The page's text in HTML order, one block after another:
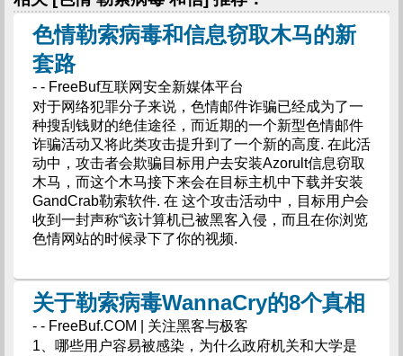
色情勒索病毒和信息窃取木马的新
套路
- - FreeBuf互联网安全新媒体平台
对于网络犯罪分子来说，色情邮件诈骗已经成为了一
种搜刮钱财的绝佳途径，而近期的一个新型色情邮件
诈骗活动又将此类攻击提升到了一个新的高度. 在此活
动中，攻击者会欺骗目标用户去安装Azorult信息窃取
木马，而这个木马接下来会在目标主机中下载并安装
GandCrab勒索软件. 在 这个攻击活动中，目标用户会
收到一封声称“该计算机已被黑客入侵，而且在你浏览
色情网站的时候录下了你的视频.
关于勒索病毒WannaCry的8个真相
- - FreeBuf.COM | 关注黑客与极客
1、哪些用户容易被感染，为什么政府机关和大学是